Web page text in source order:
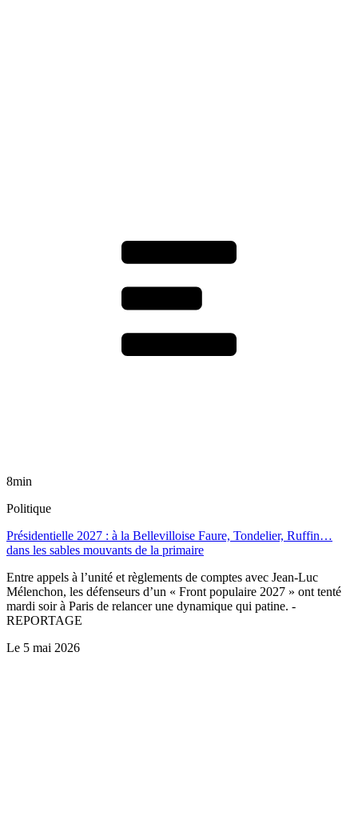
8min
Politique
Présidentielle 2027 : à la Bellevilloise Faure, Tondelier, Ruffin…
dans les sables mouvants de la primaire
Entre appels à l’unité et règlements de comptes avec Jean-Luc
Mélenchon, les défenseurs d’un « Front populaire 2027 » ont tenté
mardi soir à Paris de relancer une dynamique qui patine. -
REPORTAGE
Le 5 mai 2026